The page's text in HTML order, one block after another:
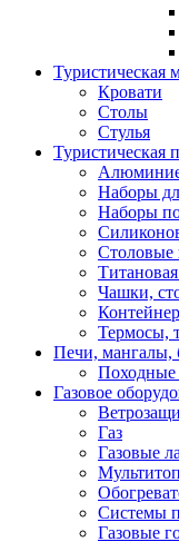
Туристическая
Кровати
Столы
Стулья
Туристическая
Наборы
Наборы
Столовые
Чашки,
Термосы,
Печи, мангалы,
Походные
Газовое
Газ
Газовые
Системы
Газовые